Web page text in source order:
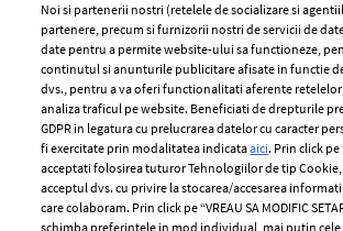
ELLE Style Awards
2024
Despre ELLE
Romania
Contact
Abonamente
Termeni
Politica de
Politica
Noi si partenerii nostri (retelele de socializare si
partenere, precum si furnizorii nostri de servicii de
date pentru a permite website-ului sa functioneze,
continutul si anunturile publicitare afisate in functie
dvs., pentru a va oferi functionalitati aferente retelelor
analiza traficul pe website. Beneficiati de drepturile
GDPR in legatura cu prelucrarea datelor cu caracter
fi exercitate prin modalitatea indicataaici. Prin click pe
acceptati folosirea tuturor Tehnologiilor de tip
acceptul dvs. cu privire la stocarea/accesarea
care colaboram. Prin click pe “VREAU SA MODIFIC
schimba preferintele in mod individual, mai putin cele